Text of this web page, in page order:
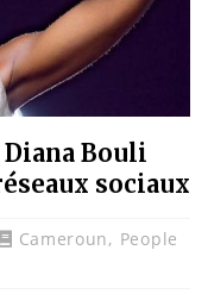
Bouli
sociaux
Cameroun, People